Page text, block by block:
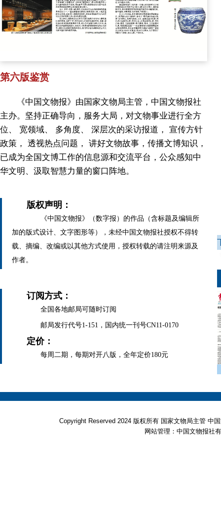
第六版鉴赏
《中国文物报》由国家文物局主管，中国文物报社
主办。坚持正确导向，服务大局，对文物事业进行全方
位、 宽领域、 多角度、 深层次的采访报道， 宣传方针
政策， 透视热点问题， 讲好文物故事，传播文博知识，
已成为全国文博工作的信息源和交流平台，公众感知中
华文明、汲取智慧力量的窗口阵地。
版权声明：
《中国文物报》（数字报）的作品（含标题及编辑所
加的版式设计、文字图形等），未经中国文物报社授权不得转
载、摘编、改编或以其他方式使用，授权转载的请注明来源及
作者。
订阅方式：
全国各地邮局可随时订阅
邮局发行代号1-151，国内统一刊号CN11-0170
定价：
每周二期，每期对开八版，全年定价180元
Copyright Reserved 2024 版权所有 国家文物局主管
网站管理：中国文物报社